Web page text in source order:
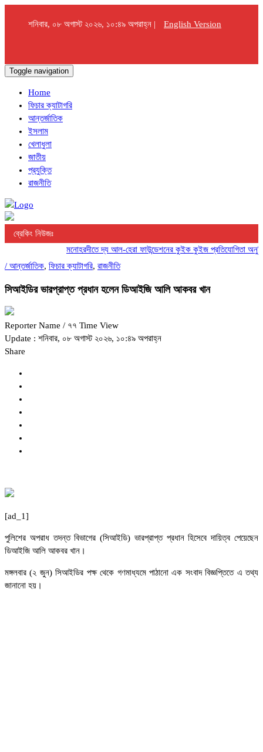
শনিবার, ০৮ অগাস্ট ২০২৬, ১০:৪৯ অপরাহ্ন | English Version
Toggle navigation
Home
ফিচার ক্যাটাগরি
আন্তর্জাতিক
ইসলাম
খেলাধুলা
জাতীয়
প্রযুক্তি
রাজনীতি
ব্রেকিং নিউজঃ
মনোহরদীতে দ্য আল-হেরা ফাউন্ডেশনের কুইক কুইজ প্রতিযোগিতা অনুষ্ঠিত
/ আন্তর্জাতিক, ফিচার ক্যাটাগরি, রাজনীতি
সিআইডির ভারপ্রাপ্ত প্রধান হলেন ডিআইজি আলি আকবর খান
Reporter Name / ৭৭ Time View
Update : শনিবার, ০৮ অগাস্ট ২০২৬, ১০:৪৯ অপরাহ্ন
Share
[ad_1]
পুলিশের অপরাধ তদন্ত বিভাগের (সিআইডি) ভারপ্রাপ্ত প্রধান হিসেবে দায়িত্ব পেয়েছেন
ডিআইজি আলি আকবর খান।
মঙ্গলবার (২ জুন) সিআইডির পক্ষ থেকে গণমাধ্যমে পাঠানো এক সংবাদ বিজ্ঞপ্তিতে এ তথ্য
জানানো হয়।